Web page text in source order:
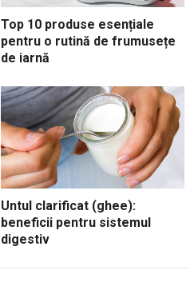
Top 10 produse esențiale
pentru o rutină de frumusețe
de iarnă
Untul clarificat (ghee):
beneficii pentru sistemul
digestiv